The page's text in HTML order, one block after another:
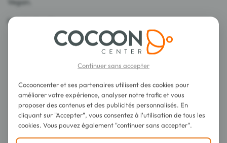
Fabriqué en France.
Conseils d'utilisation
Composition
Continuer sans accepter
Cocooncenter et ses partenaires utilisent des cookies pour
améliorer votre expérience, analyser notre trafic et vous
proposer des contenus et des publicités personnalisés. En
cliquant sur "Accepter", vous consentez à l'utilisation de tous les
cookies. Vous pouvez également "continuer sans accepter".